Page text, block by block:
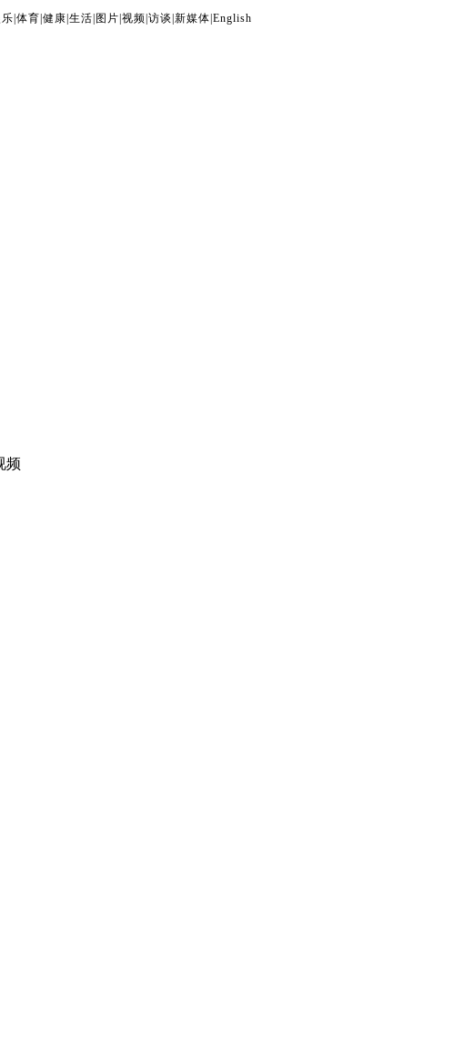
体育 健康 生活 图片 视频 访谈 新媒体 English
频